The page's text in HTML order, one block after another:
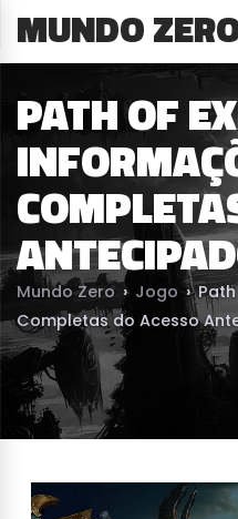
MUNDO
PATH OF
Mundo Zero › Jogo ›
Completas do Acesso